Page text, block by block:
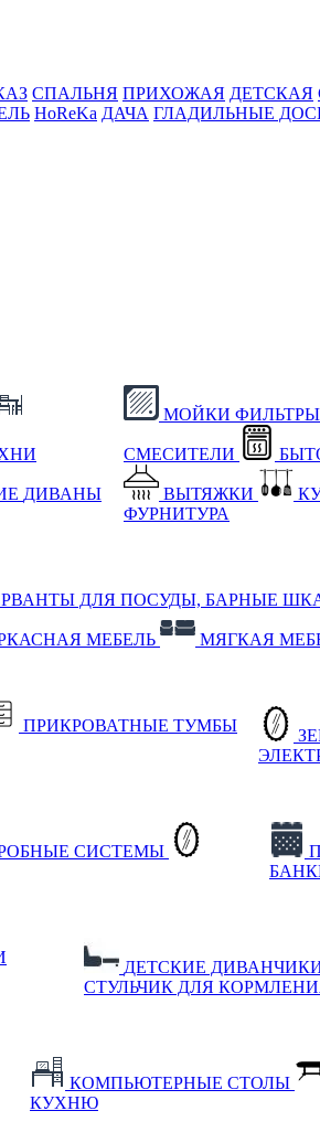
СПАЛЬНЯ ПРИХОЖАЯ ДЕТСКАЯ
HoReKa ДАЧА ГЛАДИЛЬНЫЕ
ДИВАНЫ
МОЙКИ
СМЕСИТЕЛИ
ВЫТЯЖКИ
ФУРНИТУРА
ДЛЯ ПОСУДЫ, БАРНЫЕ
МЕБЕЛЬ МЯГКАЯ
ПРИКРОВАТНЫЕ ТУМБЫ
СИСТЕМЫ
ДЕТСКИЕ
СТУЛЬЧИК ДЛЯ
КОМПЬЮТЕРНЫЕ СТОЛЫ
КУХНЮ